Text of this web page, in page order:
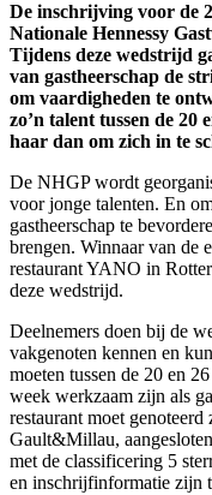
De inschrijving voor de
Nationale Hennessy
Tijdens deze wedstrijd
van gastheerschap de
om vaardigheden te
zo’n talent tussen de
haar dan om zich in te
De NHGP wordt
voor jonge talenten. En
gastheerschap te
brengen. Winnaar van de
restaurant YANO in
deze wedstrijd.
Deelnemers doen bij de
vakgenoten kennen en
moeten tussen de 20 en
week werkzaam zijn als
restaurant moet
Gault&Millau,
met de classificering 5
en inschrijfinformatie zijn